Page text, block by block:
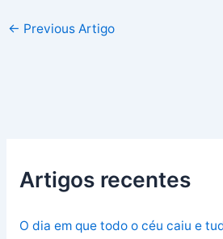
← Previous Artigo
Artigos recentes
O dia em que todo o céu caiu e